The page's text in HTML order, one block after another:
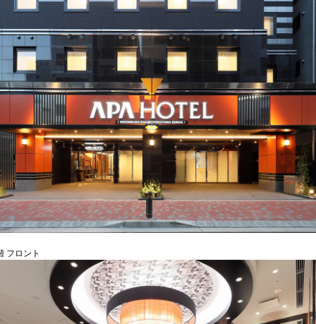
フロント